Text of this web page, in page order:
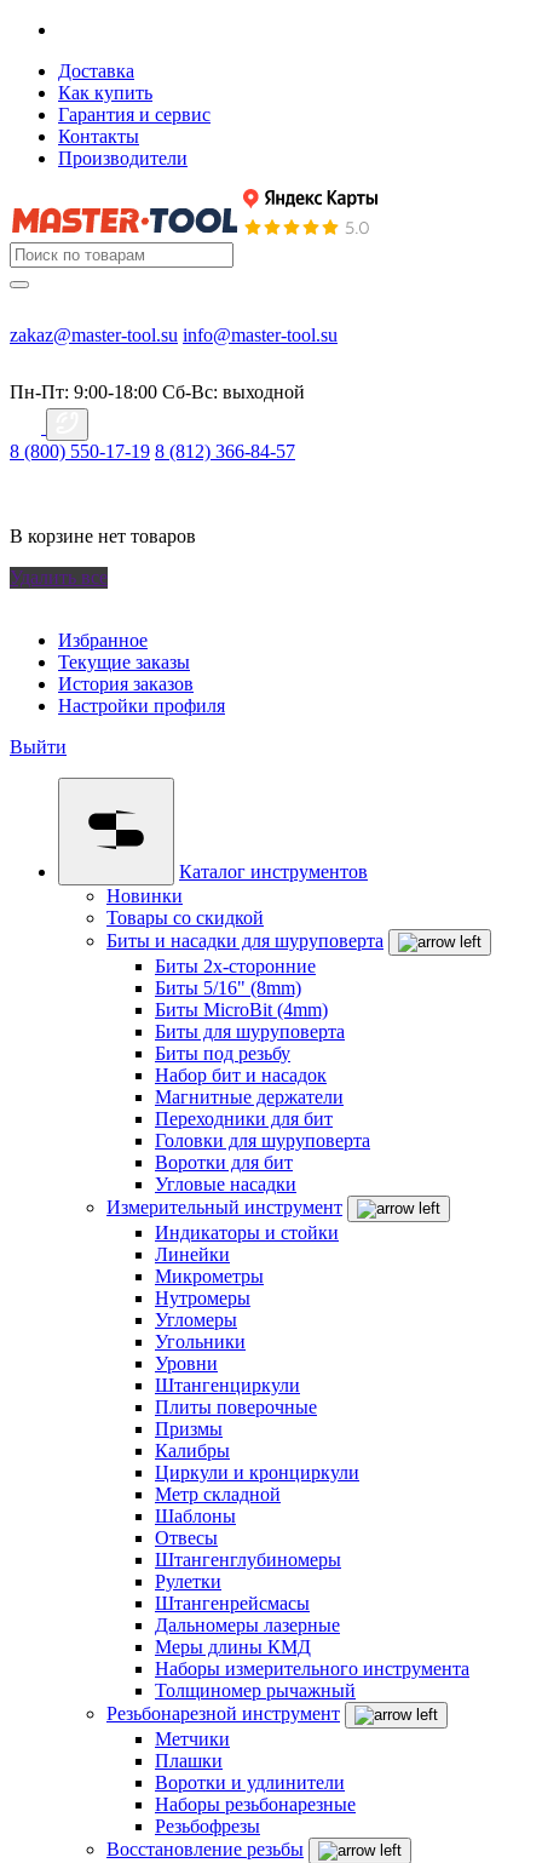
Доставка
Как купить
Гарантия и сервис
Контакты
Производители
zakaz@master-tool.su info@master-tool.su
Пн-Пт: 9:00-18:00 Cб-Вс: выходной
8 (800) 550-17-19 8 (812) 366-84-57
В корзине нет товаров
Удалить все
Избранное
Текущие заказы
История заказов
Настройки профиля
Выйти
Каталог инструментов
Новинки
Товары со скидкой
Биты и насадки для шуруповерта
Биты 2х-сторонние
Биты 5/16" (8mm)
Биты MicroBit (4mm)
Биты для шуруповерта
Биты под резьбу
Набор бит и насадок
Магнитные держатели
Переходники для бит
Головки для шуруповерта
Воротки для бит
Угловые насадки
Измерительный инструмент
Индикаторы и стойки
Линейки
Микрометры
Нутромеры
Угломеры
Угольники
Уровни
Штангенциркули
Плиты поверочные
Призмы
Калибры
Циркули и кронциркули
Метр складной
Шаблоны
Отвесы
Штангенглубиномеры
Рулетки
Штангенрейсмасы
Дальномеры лазерные
Меры длины КМД
Наборы измерительного инструмента
Толщиномер рычажный
Резьбонарезной инструмент
Метчики
Плашки
Воротки и удлинители
Наборы резьбонарезные
Резьбофрезы
Восстановление резьбы